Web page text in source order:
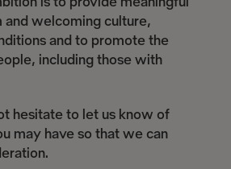
welcoming culture,
and to promote the
including those with
hesitate to let us know of
may have so that we can